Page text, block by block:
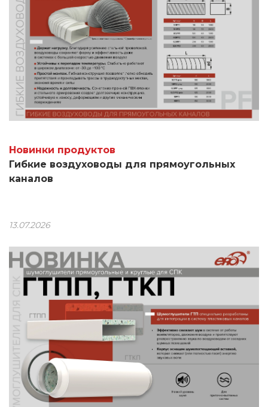
Новинки продуктов
Гибкие воздуховоды для прямоугольных
каналов
13.07.2026